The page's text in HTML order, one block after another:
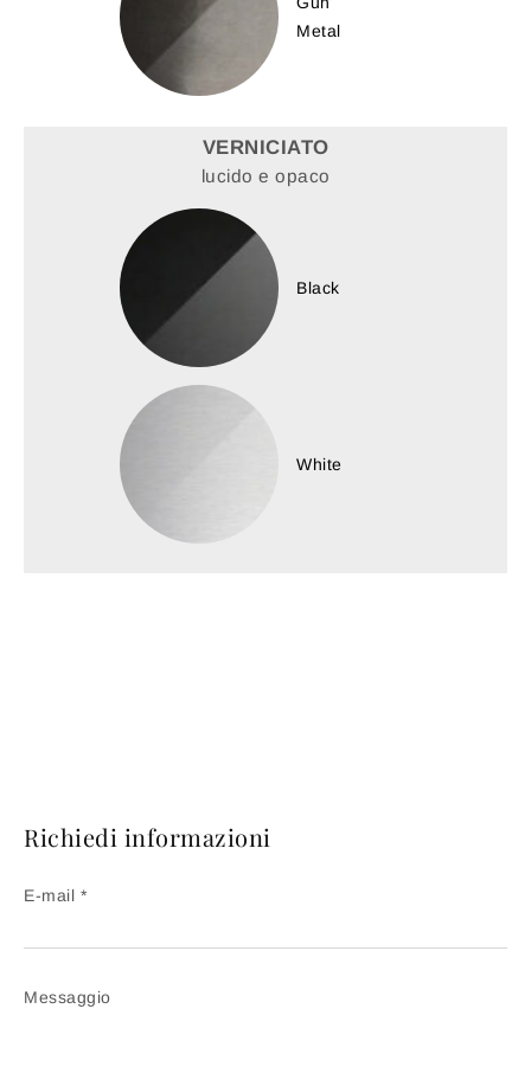
Metal
VERNICIATO
lucido e opaco
Black
White
Richiedi informazioni
E-mail *
Messaggio